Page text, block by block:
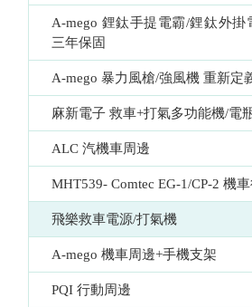
A-mego 鋰鈦手提電霸/鋰鈦外掛
三年保固
A-mego 暴力風槍/強風機 重新定
麻新電子 救車+打氣多功能機/電
ALC 汽機車周邊
MHT539- Comtec EG-1/CP-2 機
飛樂救車電源/打氣機
A-mego 機車周邊+手機支架
PQI 行動周邊